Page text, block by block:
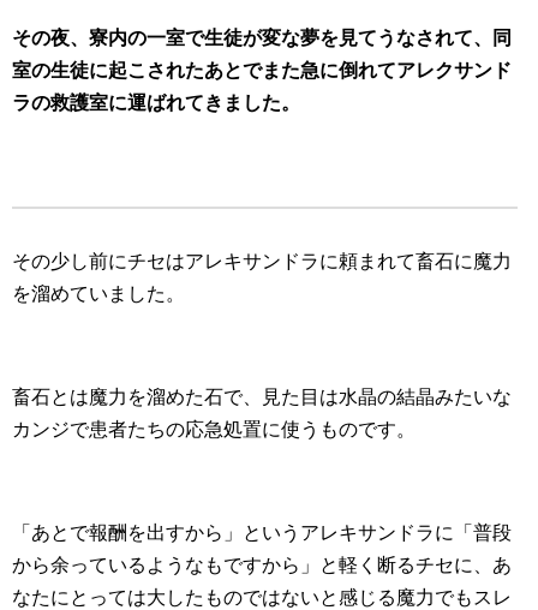
その夜、寮内の一室で生徒が変な夢を見てうなされて、同
室の生徒に起こされたあとでまた急に倒れてアレクサンド
ラの救護室に運ばれてきました。
その少し前にチセはアレキサンドラに頼まれて畜石に魔力
を溜めていました。
畜石とは魔力を溜めた石で、見た目は水晶の結晶みたいな
カンジで患者たちの応急処置に使うものです。
「あとで報酬を出すから」というアレキサンドラに「普段
から余っているようなもですから」と軽く断るチセに、あ
なたにとっては大したものではないと感じる魔力でもスレ